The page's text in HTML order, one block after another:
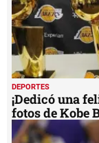
DEPORTES
¡Dedicó una
fotos de Kobe